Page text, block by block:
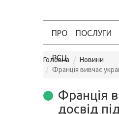
ПРО
РСЦ
ПОСЛУГИ
Головна
Новини
Франція вивчає
Франція
досвід